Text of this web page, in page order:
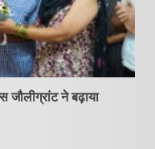
जौलीग्रांट ने बढ़ाया